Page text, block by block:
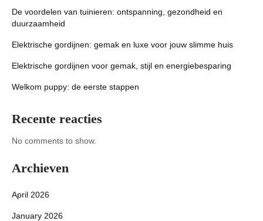
De voordelen van tuinieren: ontspanning, gezondheid en
duurzaamheid
Elektrische gordijnen: gemak en luxe voor jouw slimme huis
Elektrische gordijnen voor gemak, stijl en energiebesparing
Welkom puppy: de eerste stappen
Recente reacties
No comments to show.
Archieven
April 2026
January 2026